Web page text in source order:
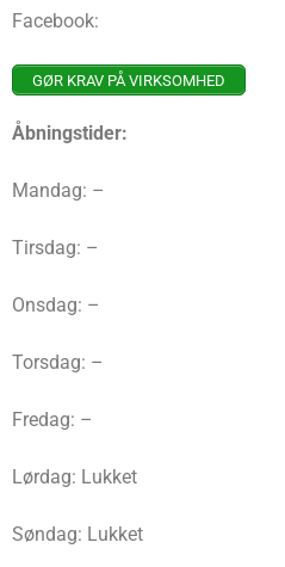
Facebook:
GØR KRAV PÅ VIRKSOMHED
Åbningstider:
Mandag: –
Tirsdag: –
Onsdag: –
Torsdag: –
Fredag: –
Lørdag: Lukket
Søndag: Lukket